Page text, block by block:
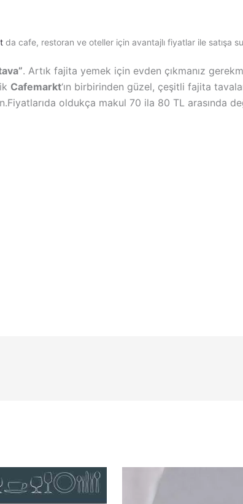
da cafe, restoran ve oteller için avantajlı fiyatlar ile satışa
. Artık fajita yemek için evden çıkmanız
Cafemarkt‘ın birbirinden güzel, çeşitli fajita
oldukça makul 70 ila 80 TL arasında